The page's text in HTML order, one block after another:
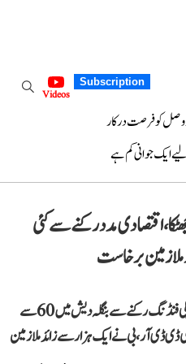
Subscription
Videos
وصل کو فرصت درکار
ایک جوانی کم ہے
اقتصادی مدد رکنے سے کئی
ملازمین برخاست
بنگلہ دیشی میڈیا کی رپورٹ کے مطابق امریکی فنڈنگ رکنے سے بنگلہ دیش میں 60 سے
ڈی ڈی آر،بی نے ایک ہزار سے زائد ملازمین